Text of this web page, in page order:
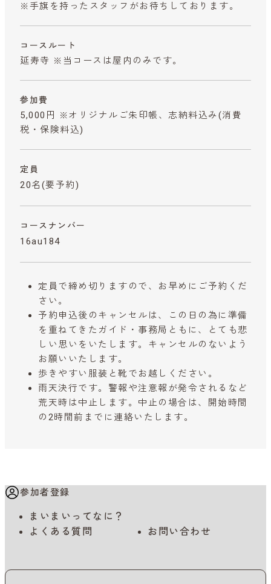
※手旗を持ったスタッフがお待ちしております。
コースルート
延寿寺 ※当コースは屋内のみです。
参加費
5,000円 ※オリジナルご朱印帳、志納料込み (消費
税・保険料込)
定員
20名(要予約)
コースナンバー
16au184
定員で締め切りますので、お早めにご予約くだ
さい。
予約申込後のキャンセルは、この日の為に準備
を重ねてきたガイド・事務局ともに、とても悲
しい思いをいたします。キャンセルのないよう
お願いいたします。
歩きやすい服装と靴でお越しください。
雨天決行です。警報や注意報が発令されるなど
荒天時は中止します。中止の場合は、開始時間
の2時間前までに連絡いたします。
参加者登録
まいまいってなに？
よくある質問
お問い合わせ